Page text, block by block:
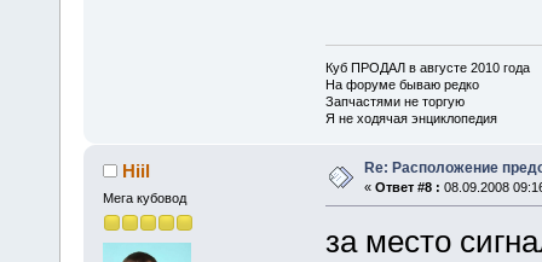
Куб ПРОДАЛ в августе 2010 года
На форуме бываю редко
Запчастями не торгую
Я не ходячая энциклопедия
Hiil
Мега кубовод
Re: Расположение
« Ответ #8 : 08.09.2008
за место